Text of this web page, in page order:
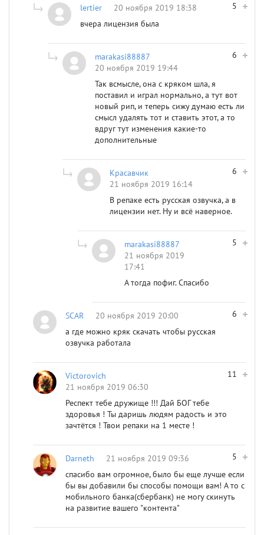
5
lertier
20 ноября 2019 18:38
вчера лицензия была
6
marakasi88887
20 ноября 2019 19:44
Так всмысле, она с кряком шла, я
поставил и играл нормально, а тут вот
новый рип, и теперь сижу думаю есть ли
смысл удалять тот и ставить этот, а то
вдруг тут изменения какие-то
дополнительные
6
Красавчик
21 ноября 2019 16:14
В репаке есть русская озвучка, а в
лицензии нет. Ну и всё наверное.
5
marakasi88887
21 ноября 2019
17:41
А тогда пофиг. Спасибо
6
SCAR
20 ноября 2019 20:00
а где можно кряк скачать чтобы русская
озвучка работала
11
Victorovich
21 ноября 2019 06:30
Респект тебе дружище !!! Дай БОГ тебе
здоровья ! Ты даришь людям радость и это
зачтётся ! Твои репаки на 1 месте !
5
Darneth
21 ноября 2019 09:36
спасибо вам огромное, было бы еще лучше если
бы вы добавили бы способы помощи вам! А то с
мобильного банка(сбербанк) не могу скинуть
на развитие вашего "контента"